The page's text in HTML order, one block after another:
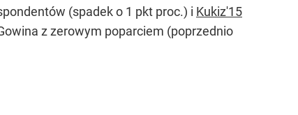
(spadek o 1 pkt proc.) i Kukiz'15
z zerowym poparciem (poprzednio